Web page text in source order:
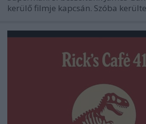
kerülő filmje kapcsán. Szóba